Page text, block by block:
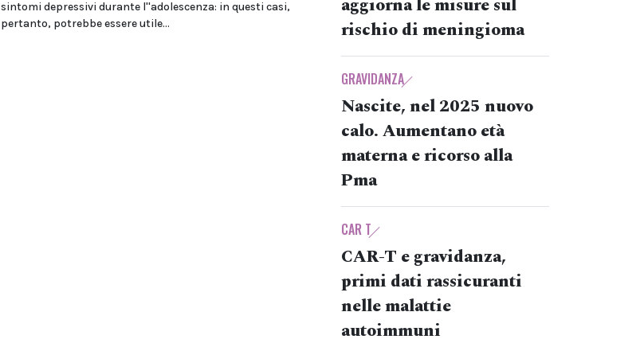
sintomi depressivi durante l''adolescenza: in questi casi,
pertanto, potrebbe essere utile...
aggiorna le misure sul
rischio di meningioma
GRAVIDANZA
Nascite, nel 2025 nuovo
calo. Aumentano età
materna e ricorso alla
Pma
CAR T
CAR-T e gravidanza,
primi dati rassicuranti
nelle malattie
autoimmuni